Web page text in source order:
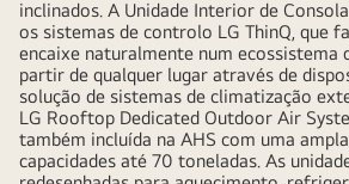
inclinados. A Unidade Interior de
os sistemas de controlo LG ThinQ, que
encaixe naturalmente num ecossistema
partir de qualquer lugar através de
solução de sistemas de climatização
LG Rooftop Dedicated Outdoor Air
também incluída na AHS com uma
capacidades até 70 toneladas. As